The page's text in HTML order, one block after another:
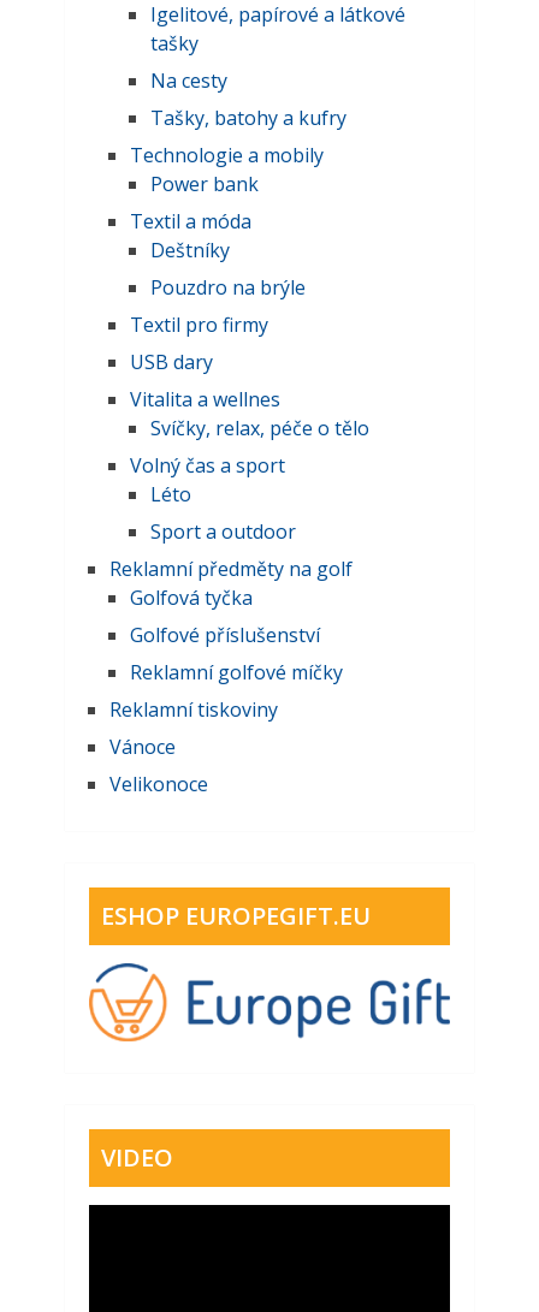
Igelitové, papírové a látkové
tašky
Na cesty
Tašky, batohy a kufry
Technologie a mobily
Power bank
Textil a móda
Deštníky
Pouzdro na brýle
Textil pro firmy
USB dary
Vitalita a wellnes
Svíčky, relax, péče o tělo
Volný čas a sport
Léto
Sport a outdoor
Reklamní předměty na golf
Golfová tyčka
Golfové příslušenství
Reklamní golfové míčky
Reklamní tiskoviny
Vánoce
Velikonoce
ESHOP EUROPEGIFT.EU
VIDEO